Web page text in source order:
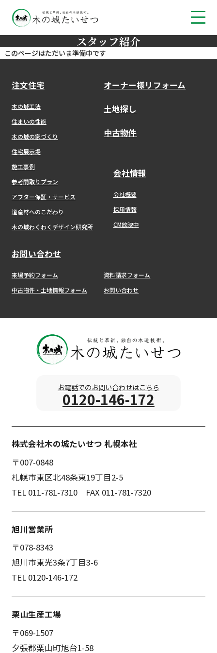
スタッフ紹介
このページはただいま準備中です
注文住宅
木の城工法
住まいの性能
木の城の家づくり
住宅展示場
施工事例
参考間取りプラン
アフター保証・サービス
道産材へのこだわり
木の城わくわくデザイン研究所
オーナー様リフォーム
土地探し
中古物件
会社情報
会社概要
採用情報
CM放映中
お問い合わせ
来場予約フォーム
資料請求フォーム
中古物件・土地情報フォーム
お問い合わせ
お電話でのお問い合わせはこちら
0120-146-172
株式会社木の城たいせつ 札幌本社
〒007-0848
札幌市東区北48条東19丁目2-5
TEL 011-781-7310 FAX 011-781-7320
旭川営業所
〒078-8343
旭川市東光3条7丁目3-6
TEL 0120-146-172
栗山生産工場
〒069-1507
夕張郡栗山町旭台1-58